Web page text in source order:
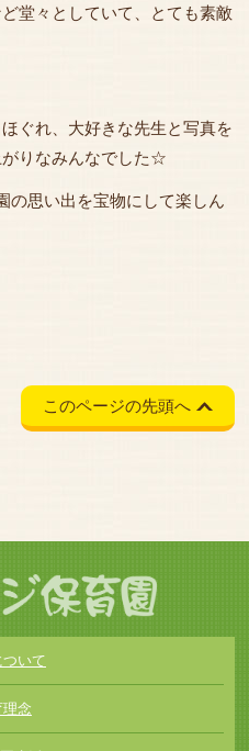
堂々としていて、とても素敵
ぐれ、大好きな先生と写真を
りなみんなでした☆
の思い出を宝物にして楽しん
このページの先頭へ
ついて
念